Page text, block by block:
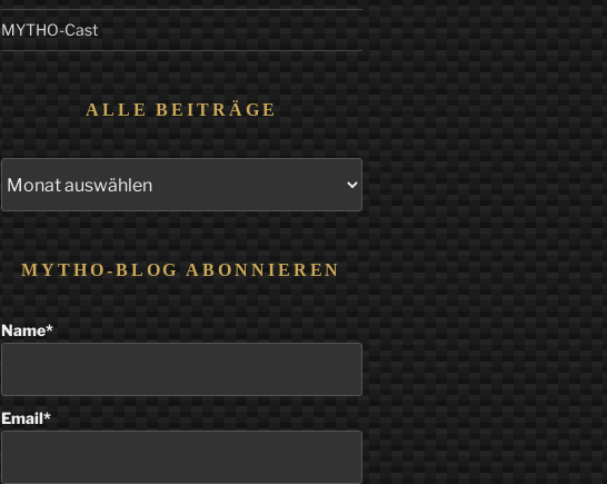
MYTHO-Cast
ALLE BEITRÄGE
Beiträge
MYTHO-BLOG ABONNIEREN
Name*
Email*